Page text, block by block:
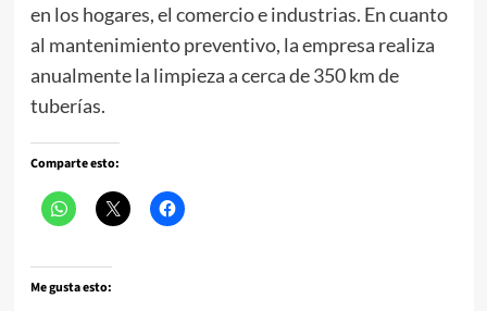
en los hogares, el comercio e industrias. En cuanto
al mantenimiento preventivo, la empresa realiza
anualmente la limpieza a cerca de 350 km de
tuberías.
Comparte esto:
Me gusta esto: